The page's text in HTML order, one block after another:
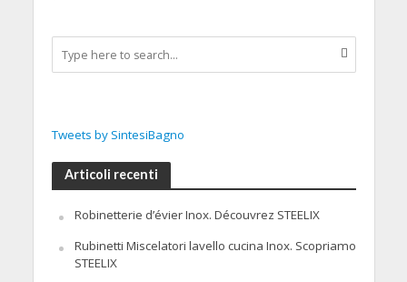
Tweets by SintesiBagno
Articoli recenti
Robinetterie d’évier Inox. Découvrez STEELIX
Rubinetti Miscelatori lavello cucina Inox. Scopriamo
STEELIX